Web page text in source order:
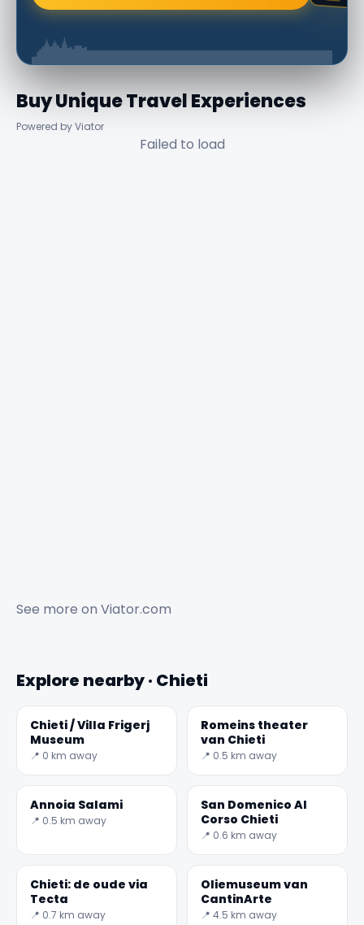
Buy Unique Travel Experiences
Powered by Viator
Failed to load
See more on Viator.com
Explore nearby · Chieti
Chieti / Villa Frigerj
Museum
📍 0 km away
Romeins theater
van Chieti
📍 0.5 km away
Annoia Salami
📍 0.5 km away
San Domenico Al
Corso Chieti
📍 0.6 km away
Chieti: de oude via
Tecta
📍 0.7 km away
Oliemuseum van
CantinArte
📍 4.5 km away